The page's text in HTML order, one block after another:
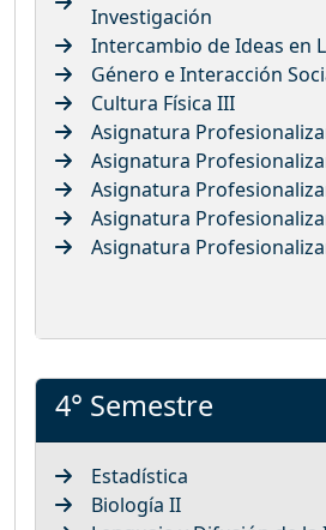
Investigación
Intercambio de Ideas en
Género e Interacción
Cultura Física III
Asignatura
Asignatura
Asignatura
Asignatura
Asignatura
4° Semestre
Estadística
Biología II